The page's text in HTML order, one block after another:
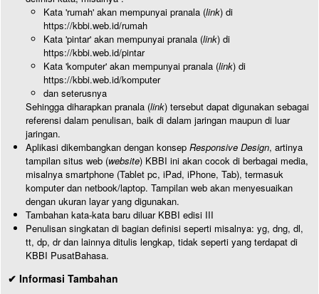
Kata 'rumah' akan mempunyai pranala (link) di
https://kbbi.web.id/rumah
Kata 'pintar' akan mempunyai pranala (link) di
https://kbbi.web.id/pintar
Kata 'komputer' akan mempunyai pranala (link) di
https://kbbi.web.id/komputer
dan seterusnya
Sehingga diharapkan pranala (link) tersebut dapat digunakan sebagai
referensi dalam penulisan, baik di dalam jaringan maupun di luar
jaringan.
Aplikasi dikembangkan dengan konsep Responsive Design, artinya
tampilan situs web (website) KBBI ini akan cocok di berbagai media,
misalnya smartphone (Tablet pc, iPad, iPhone, Tab), termasuk
komputer dan netbook/laptop. Tampilan web akan menyesuaikan
dengan ukuran layar yang digunakan.
Tambahan kata-kata baru diluar KBBI edisi III
Penulisan singkatan di bagian definisi seperti misalnya: yg, dng, dl,
tt, dp, dr dan lainnya ditulis lengkap, tidak seperti yang terdapat di
KBBI PusatBahasa.
✔ Informasi Tambahan